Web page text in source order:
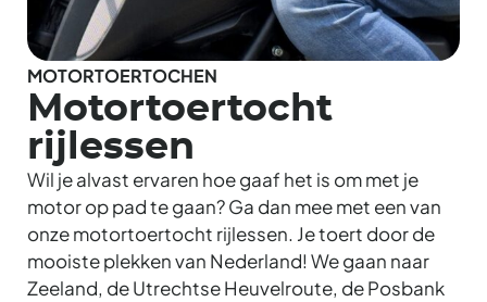
MOTORTOERTOCHEN
Motortoertocht
rijlessen
Wil je alvast ervaren hoe gaaf het is om met je
motor op pad te gaan? Ga dan mee met een van
onze motortoertocht rijlessen. Je toert door de
mooiste plekken van Nederland! We gaan naar
Zeeland, de Utrechtse Heuvelroute, de Posbank